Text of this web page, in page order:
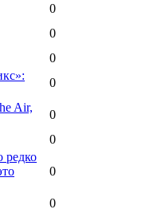
0
0
0
0
Air,
0
0
редко
0
0